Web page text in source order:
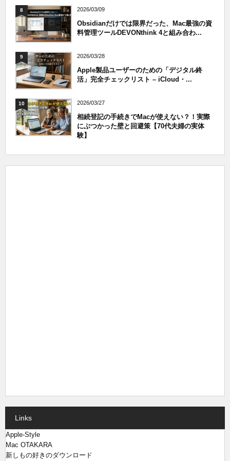
8 2026/03/09
Obsidianだけでは限界だった、Mac最強の資
料管理ツールDEVONthink 4と組み合わ...
9 2026/03/28
Apple製品ユーザーのための「デジタル終
活」完全チェックリスト – iCloud・...
10 2026/03/27
相続登記の手続きでMacが使えない？！実際
にぶつかった壁と回避策【70代夫婦の実体
験】
Links
Apple-Style
Mac OTAKARA
新しもの好きのダウンロード